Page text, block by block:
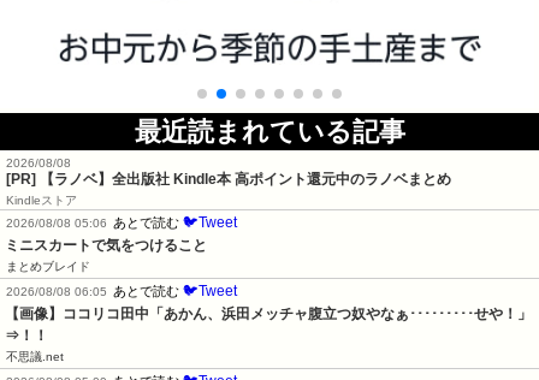
最近読まれている記事
2026/08/08
[PR] 【ラノベ】全出版社 Kindle本 高ポイント還元中のラノベまとめ
Kindleストア
2026/08/08 05:06
あとで読む 🐦Tweet
ミニスカートで気をつけること
まとめブレイド
2026/08/08 06:05
あとで読む 🐦Tweet
【画像】ココリコ田中「あかん、浜田メッチャ腹立つ奴やなぁ･････････せや！」
⇒！！
不思議.net